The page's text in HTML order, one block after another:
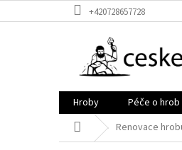
na
+420728657728
Hroby Péče o hrob
Domů Renovace